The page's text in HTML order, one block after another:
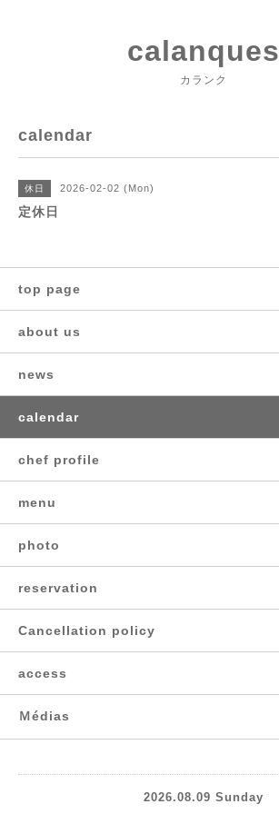
calanques
カランク
calendar
休日 2026-02-02 (Mon)
定休日
top page
about us
news
calendar
chef profile
menu
photo
reservation
Cancellation policy
access
Ｍédias
2026.08.09 Sunday